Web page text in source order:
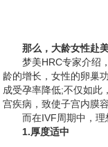
那么，大龄女性赴
梦美HRC专家介绍
龄的增长，女性的卵巢
成受孕率降低;不仅如此
宫疾病，致使子宫内膜
而在IVF周期中，理
1.厚度适中